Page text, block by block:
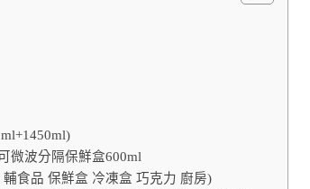
微波分隔保鮮盒600ml
食品 保鮮盒 冷凍盒 巧克力 廚房)